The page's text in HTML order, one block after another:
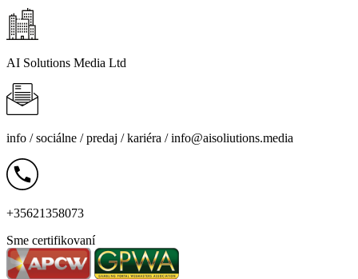
AI Solutions Media Ltd
info /sociálne /predaj /kariéra /info@aisoliutions.media
+35621358073
Sme certifikovaní